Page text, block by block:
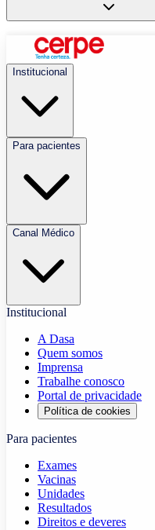
Institucional
Para pacientes
Canal Médico
Institucional
A Dasa
Quem somos
Imprensa
Trabalhe conosco
Portal de privacidade
Política de cookies
Para pacientes
Exames
Vacinas
Unidades
Resultados
Direitos e deveres